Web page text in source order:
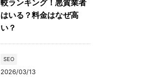
較ランキング！悪質業者
はいる？料金はなぜ高
い？
SEO
2026/03/13